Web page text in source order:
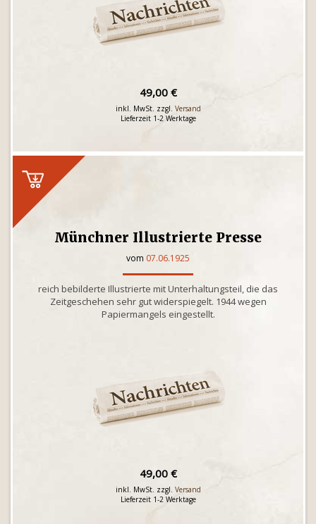
49,00 €
inkl. MwSt. zzgl. Versand
Lieferzeit 1-2 Werktage
Münchner Illustrierte Presse
vom 07.06.1925
reich bebilderte Illustrierte mit Unterhaltungsteil, die das
Zeitgeschehen sehr gut widerspiegelt. 1944 wegen
Papiermangels eingestellt.
49,00 €
inkl. MwSt. zzgl. Versand
Lieferzeit 1-2 Werktage